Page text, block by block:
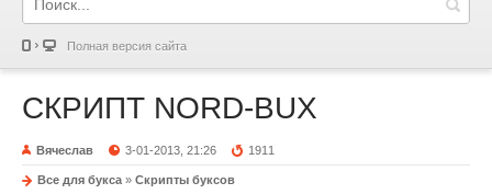
Полная версия сайта
СКРИПТ NORD-BUX
Вячеслав 3-01-2013, 21:26 1911
Все для букса » Скрипты буксов